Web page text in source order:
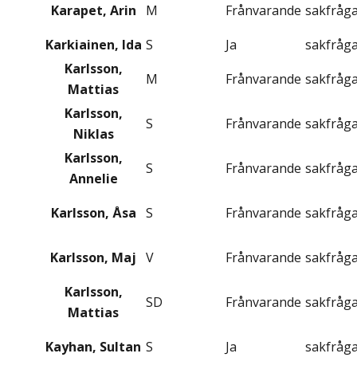
Karapet, Arin M Frånvarande
Karkiainen, Ida S Ja
Karlsson,
Mattias
M Frånvarande
Karlsson,
Niklas
S Frånvarande
Karlsson,
Annelie
S Frånvarande
Karlsson, Åsa S Frånvarande
Karlsson, Maj V Frånvarande
Karlsson,
Mattias
SD Frånvarande
Kayhan, Sultan S Ja